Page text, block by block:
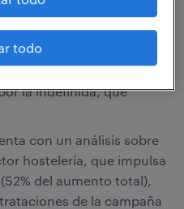
un 7,63%
la contratación temporal,
1,95%. En términos
creció un 10,48%,
la indefinida, que
con un análisis sobre
hostelería, que impulsa
del aumento total),
de la campaña
todo